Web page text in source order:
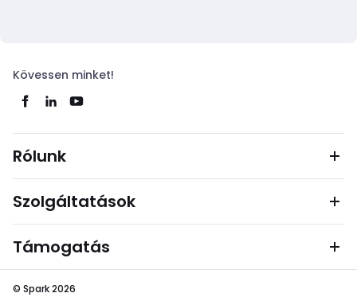
Kövessen minket!
Rólunk
Szolgáltatások
Támogatás
© Spark 2026